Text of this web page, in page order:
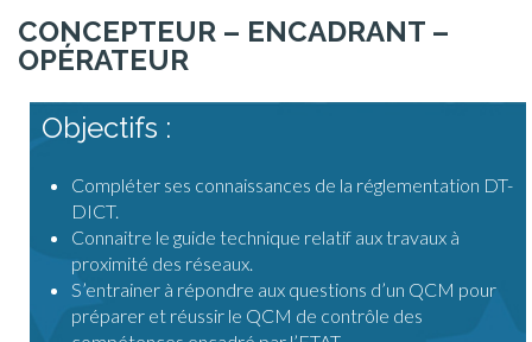
CONCEPTEUR – ENCADRANT –
OPÉRATEUR
Objectifs :
Compléter ses connaissances de la réglementation DT-
DICT.
Connaitre le guide technique relatif aux travaux à
proximité des réseaux.
S’entrainer à répondre aux questions d’un QCM pour
préparer et réussir le QCM de contrôle des